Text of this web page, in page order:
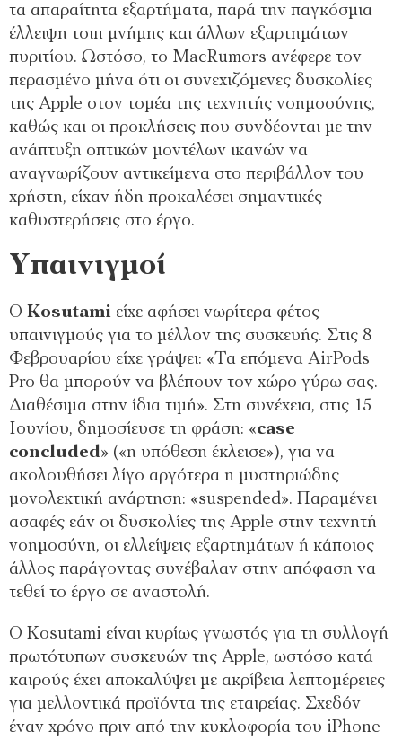
τα απαραίτητα εξαρτήματα, παρά την παγκόσμια
έλλειψη τσιπ μνήμης και άλλων εξαρτημάτων
πυριτίου. Ωστόσο, το MacRumors ανέφερε τον
περασμένο μήνα ότι οι συνεχιζόμενες δυσκολίες
της Apple στον τομέα της τεχνητής νοημοσύνης,
καθώς και οι προκλήσεις που συνδέονται με την
ανάπτυξη οπτικών μοντέλων ικανών να
αναγνωρίζουν αντικείμενα στο περιβάλλον του
χρήστη, είχαν ήδη προκαλέσει σημαντικές
καθυστερήσεις στο έργο.
Υπαινιγμοί
Ο Kosutami είχε αφήσει νωρίτερα φέτος
υπαινιγμούς για το μέλλον της συσκευής. Στις 8
Φεβρουαρίου είχε γράψει: «Τα επόμενα AirPods
Pro θα μπορούν να βλέπουν τον χώρο γύρω σας.
Διαθέσιμα στην ίδια τιμή». Στη συνέχεια, στις 15
Ιουνίου, δημοσίευσε τη φράση: «case
concluded» («η υπόθεση έκλεισε»), για να
ακολουθήσει λίγο αργότερα η μυστηριώδης
μονολεκτική ανάρτηση: «suspended». Παραμένει
ασαφές εάν οι δυσκολίες της Apple στην τεχνητή
νοημοσύνη, οι ελλείψεις εξαρτημάτων ή κάποιος
άλλος παράγοντας συνέβαλαν στην απόφαση να
τεθεί το έργο σε αναστολή.
Ο Kosutami είναι κυρίως γνωστός για τη συλλογή
πρωτότυπων συσκευών της Apple, ωστόσο κατά
καιρούς έχει αποκαλύψει με ακρίβεια λεπτομέρειες
για μελλοντικά προϊόντα της εταιρείας. Σχεδόν
έναν χρόνο πριν από την κυκλοφορία του iPhone